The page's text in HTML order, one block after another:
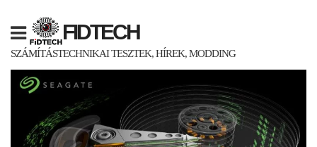
content
FIDTECH
SZÁMÍTÁSTECHNIKAI TESZTEK, HÍREK, MODDING